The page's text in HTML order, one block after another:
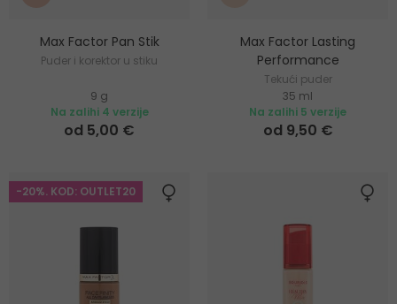
Max Factor Pan Stik
Puder i korektor u stiku
9 g
Na zalihi 4 verzije
od 5,00 €
Max Factor Lasting
Performance
Tekući puder
35 ml
Na zalihi 5 verzije
od 9,50 €
-20%. KOD: OUTLET20